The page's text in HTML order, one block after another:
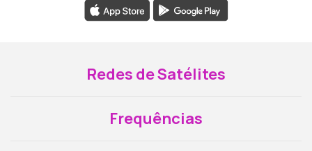
Redes de Satélites
Frequências